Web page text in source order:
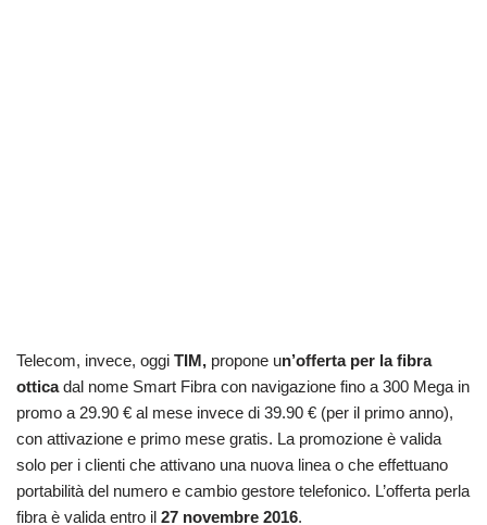
Telecom, invece, oggi TIM, propone un’offerta per la fibra
otticadal nome Smart Fibra con navigazione fino a 300 Mega in
promo a 29.90 € al mese invece di 39.90 € (per il primo anno),
con attivazione e primo mese gratis. La promozione è valida
solo per i clienti che attivano una nuova linea o che effettuano
portabilità del numero e cambio gestore telefonico. L’offerta perla
fibra è valida entro il 27 novembre 2016.